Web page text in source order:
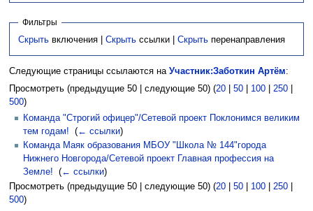
Фильтры
Скрыть включения |Скрыть ссылки |Скрыть перенаправления
Следующие страницы ссылаются на Участник:Заботкин Артём:
Просмотреть (предыдущие 50 | следующие 50) (20| 50| 100| 250|
500)
Команда "Строгий офицер"/Сетевой проект Поклонимся великим
тем годам!
(← ссылки)
Команда Маяк образования МБОУ "Школа № 144"города
Нижнего Новгорода/Сетевой проект Главная профессия на
Земле!
(← ссылки)
Просмотреть (предыдущие 50 | следующие 50) (20| 50| 100| 250|
500)